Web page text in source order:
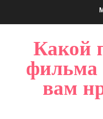
О САЙТЕ
ГАЛЕРЕЯ
САЙТМАП
Какой
фильма
вам